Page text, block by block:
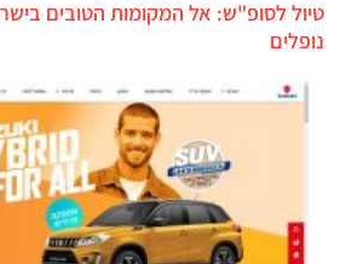
טיול לסופ"ש: אל המקומות הטובים
נופלים